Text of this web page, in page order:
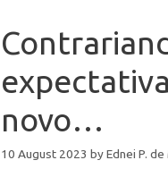
novo…
10 August 2023 byEdnei P.